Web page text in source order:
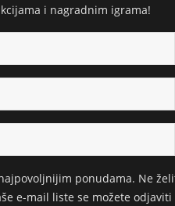
i nagradnim igrama!
ponudama. Ne
e-mail liste se možete odjaviti